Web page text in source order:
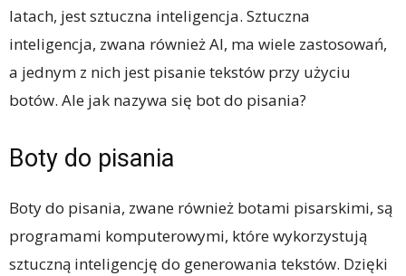
latach, jest sztuczna inteligencja. Sztuczna
inteligencja, zwana również AI, ma wiele zastosowań,
a jednym z nich jest pisanie tekstów przy użyciu
botów. Ale jak nazywa się bot do pisania?
Boty do pisania
Boty do pisania, zwane również botami pisarskimi, są
programami komputerowymi, które wykorzystują
sztuczną inteligencję do generowania tekstów. Dzięki